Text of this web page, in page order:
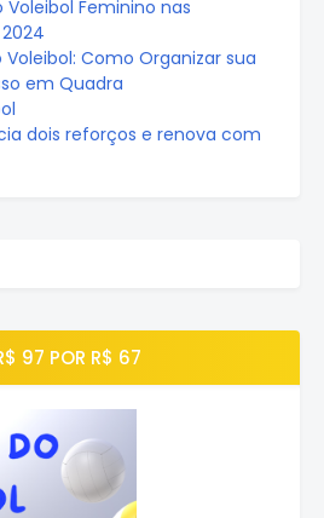
Feminino nas
Como Organizar sua
em Quadra
dois reforços e renova com
97 POR R$ 67